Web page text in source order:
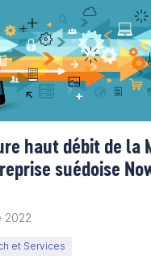
haut débit de la
suédoise
2022
et Services